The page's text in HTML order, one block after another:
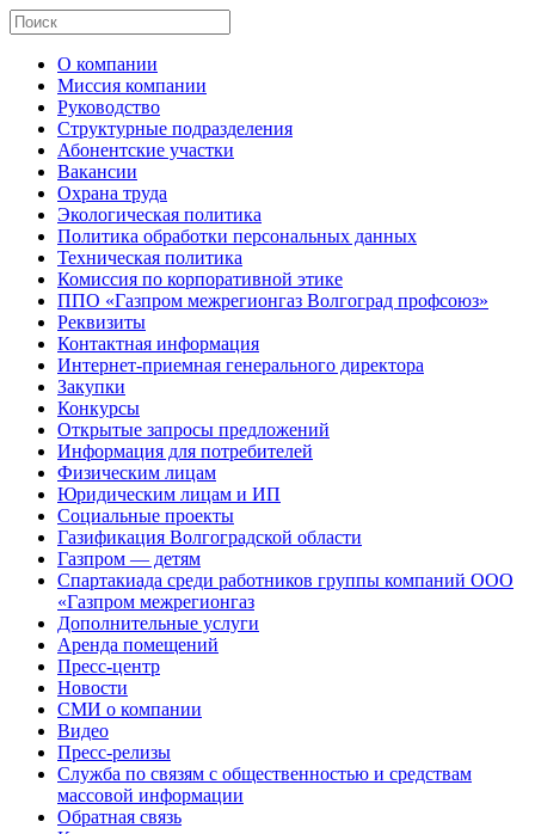
О компании
Миссия компании
Руководство
Структурные подразделения
Абонентские участки
Вакансии
Охрана труда
Экологическая политика
Политика обработки персональных данных
Техническая политика
Комиссия по корпоративной этике
ППО «Газпром межрегионгаз Волгоград профсоюз»
Реквизиты
Контактная информация
Интернет-приемная генерального директора
Закупки
Конкурсы
Открытые запросы предложений
Информация для потребителей
Физическим лицам
Юридическим лицам и ИП
Социальные проекты
Газификация Волгоградской области
Газпром — детям
Спартакиада среди работников группы компаний ООО
«Газпром межрегионгаз
Дополнительные услуги
Аренда помещений
Пресс-центр
Новости
СМИ о компании
Видео
Пресс-релизы
Служба по связям с общественностью и средствам
массовой информации
Обратная связь